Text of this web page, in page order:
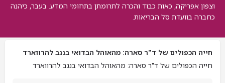
וצפון אפריקה, כאות כבוד והכרה לתרומתן בתחומי המדע. בעבר, כיהנה
כחברה בוועדת סל הבריאות.
חייה הכפולים של ד"ר סארה: מהאוהל הבדואי בנגב להרווארד
חייה הכפולים של ד"ר סארה: מהאוהל הבדואי בנגב להרווארד